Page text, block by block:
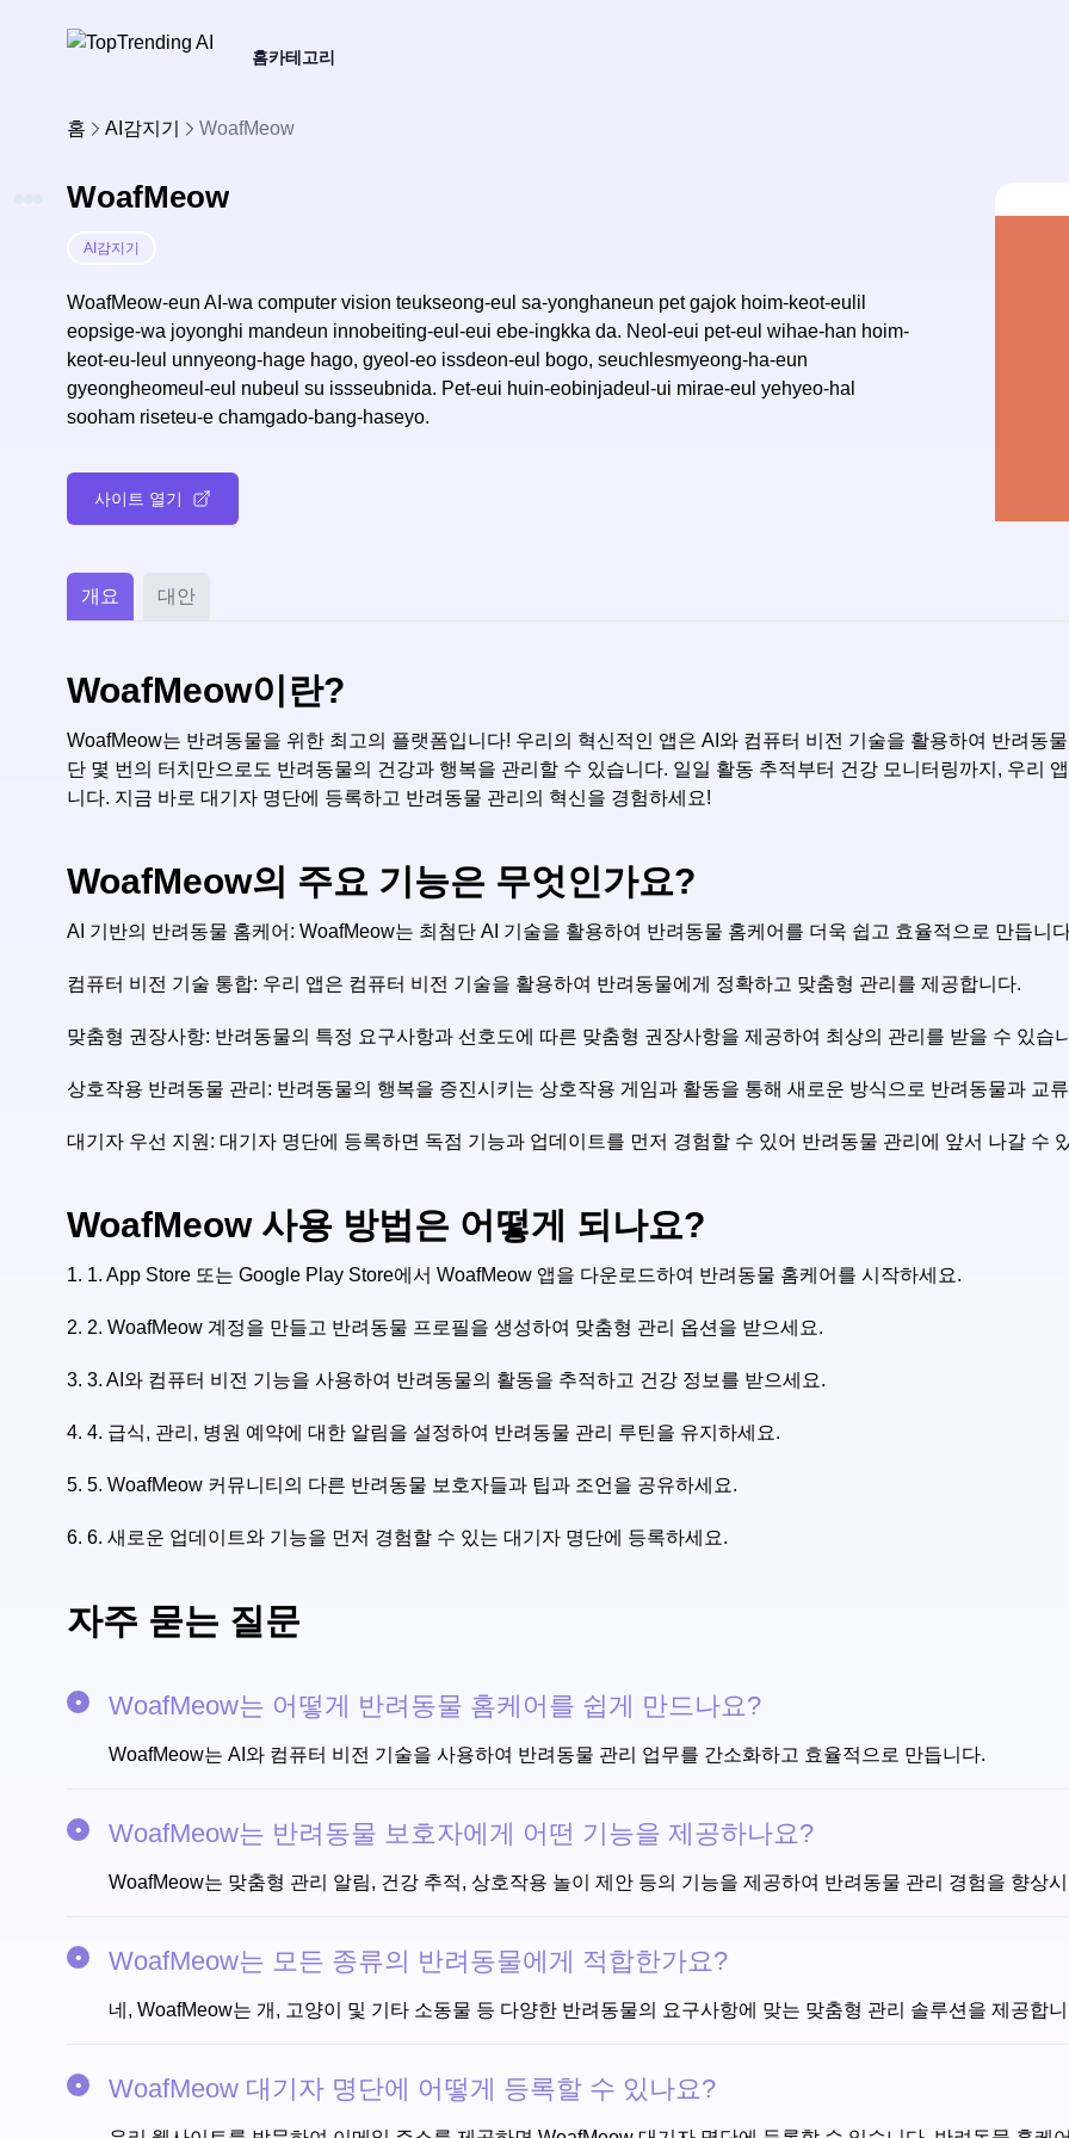
홈카테고리
홈 AI감지기 WoafMeow
WoafMeow
AI감지기
WoafMeow-eun AI-wa computer vision teukseong-eul sa-yonghaneun pet gajok hoim-keot-eulil
eopsige-wa joyonghi mandeun innobeiting-eul-eui ebe-ingkka da. Neol-eui pet-eul wihae-han hoim-
keot-eu-leul unnyeong-hage hago, gyeol-eo issdeon-eul bogo, seuchlesmyeong-ha-eun
gyeongheomeul-eul nubeul su issseubnida. Pet-eui huin-eobinjadeul-ui mirae-eul yehyeo-hal
sooham riseteu-e chamgado-bang-haseyo.
사이트 열기
개요 대안
WoafMeow이란?
WoafMeow는 반려동물을 위한 최고의 플랫폼입니다! 우리의 혁신적인 앱은 AI와 컴퓨터 비전 기술을 활용하여 반려동
단 몇 번의 터치만으로도 반려동물의 건강과 행복을 관리할 수 있습니다. 일일 활동 추적부터 건강 모니터링까지, 우리
니다. 지금 바로 대기자 명단에 등록하고 반려동물 관리의 혁신을 경험하세요!
WoafMeow의 주요 기능은 무엇인가요?
AI 기반의 반려동물 홈케어: WoafMeow는 최첨단 AI 기술을 활용하여 반려동물 홈케어를 더욱 쉽고 효율적으로 만듭니
컴퓨터 비전 기술 통합: 우리 앱은 컴퓨터 비전 기술을 활용하여 반려동물에게 정확하고 맞춤형 관리를 제공합니다.
맞춤형 권장사항: 반려동물의 특정 요구사항과 선호도에 따른 맞춤형 권장사항을 제공하여 최상의 관리를 받을 수 있습
상호작용 반려동물 관리: 반려동물의 행복을 증진시키는 상호작용 게임과 활동을 통해 새로운 방식으로 반려동물과 교
대기자 우선 지원: 대기자 명단에 등록하면 독점 기능과 업데이트를 먼저 경험할 수 있어 반려동물 관리에 앞서 나갈 수
WoafMeow 사용 방법은 어떻게 되나요?
1. 1. App Store 또는 Google Play Store에서 WoafMeow 앱을 다운로드하여 반려동물 홈케어를 시작하세요.
2. 2. WoafMeow 계정을 만들고 반려동물 프로필을 생성하여 맞춤형 관리 옵션을 받으세요.
3. 3. AI와 컴퓨터 비전 기능을 사용하여 반려동물의 활동을 추적하고 건강 정보를 받으세요.
4. 4. 급식, 관리, 병원 예약에 대한 알림을 설정하여 반려동물 관리 루틴을 유지하세요.
5. 5. WoafMeow 커뮤니티의 다른 반려동물 보호자들과 팁과 조언을 공유하세요.
6. 6. 새로운 업데이트와 기능을 먼저 경험할 수 있는 대기자 명단에 등록하세요.
자주 묻는 질문
WoafMeow는 어떻게 반려동물 홈케어를 쉽게 만드나요?
WoafMeow는 AI와 컴퓨터 비전 기술을 사용하여 반려동물 관리 업무를 간소화하고 효율적으로 만듭니다.
WoafMeow는 반려동물 보호자에게 어떤 기능을 제공하나요?
WoafMeow는 맞춤형 관리 알림, 건강 추적, 상호작용 놀이 제안 등의 기능을 제공하여 반려동물 관리 경험을 향상
WoafMeow는 모든 종류의 반려동물에게 적합한가요?
네, WoafMeow는 개, 고양이 및 기타 소동물 등 다양한 반려동물의 요구사항에 맞는 맞춤형 관리 솔루션을 제공합
WoafMeow 대기자 명단에 어떻게 등록할 수 있나요?